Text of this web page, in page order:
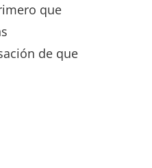
que
de que